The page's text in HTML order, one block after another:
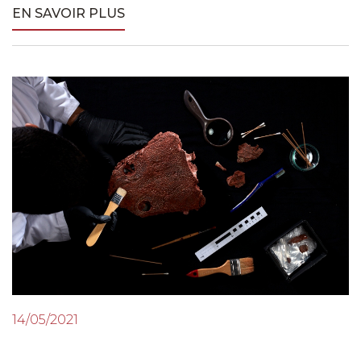
EN SAVOIR PLUS
14/05/2021